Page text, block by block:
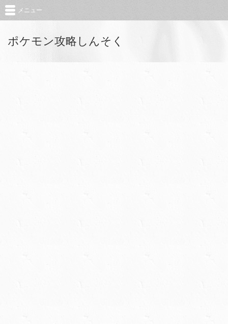
ポケモン攻略しんそく
メニュー